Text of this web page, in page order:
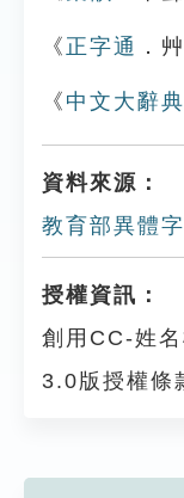
《 正字通 ．
《 中文大辭典
資料來源：
教育部異體字
授權資訊：
創用CC-姓
3.0版授權條